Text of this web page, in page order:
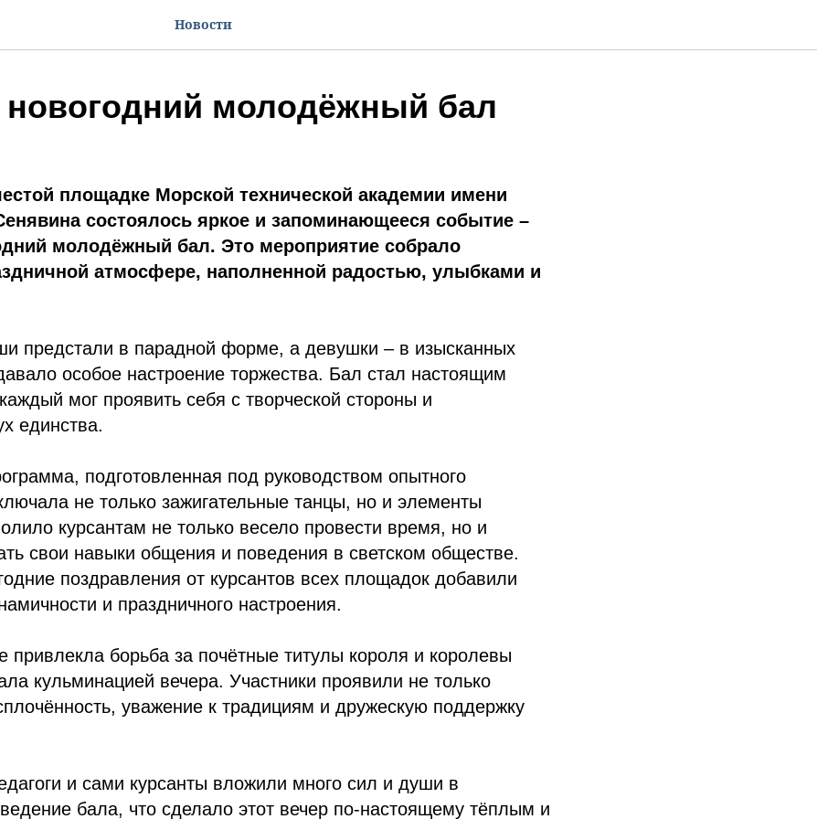
Новости
молодёжный бал
площадке Морской технической академии имени
состоялось яркое и запоминающееся событие –
молодёжный бал. Это мероприятие собрало
атмосфере, наполненной радостью, улыбками и
предстали в парадной форме, а девушки – в изысканных
особое настроение торжества. Бал стал настоящим
мог проявить себя с творческой стороны и
единства.
подготовленная под руководством опытного
не только зажигательные танцы, но и элементы
курсантам не только весело провести время, но и
свои навыки общения и поведения в светском обществе.
поздравления от курсантов всех площадок добавили
и праздничного настроения.
привлекла борьба за почётные титулы короля и королевы
кульминацией вечера. Участники проявили не только
уважение к традициям и дружескую поддержку
и сами курсанты вложили много сил и души в
бала, что сделало этот вечер по-настоящему тёплым и